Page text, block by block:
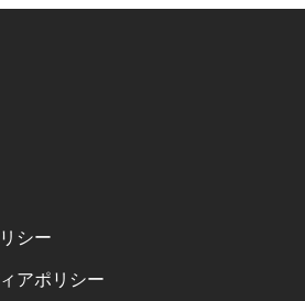
シー
アポリシー